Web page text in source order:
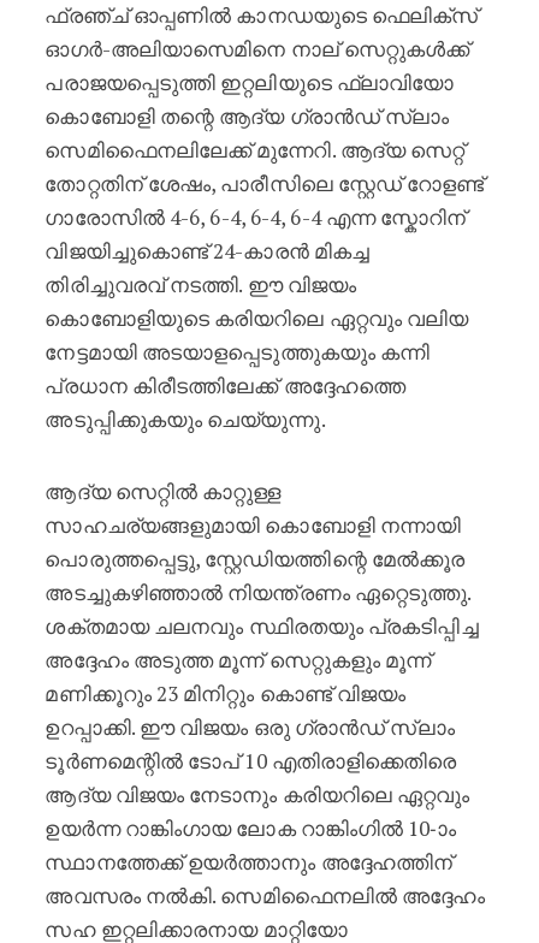
ഫ്രഞ്ച് ഓപ്പണിൽ കാനഡയുടെ ഫെലിക്സ്
ഓഗർ-അലിയാസെമിനെ നാല് സെറ്റുകൾക്ക്
പരാജയപ്പെടുത്തി ഇറ്റലിയുടെ ഫ്ലാവിയോ
കൊബോളി തന്റെ ആദ്യ ഗ്രാൻഡ് സ്ലാം
സെമിഫൈനലിലേക്ക് മുന്നേറി. ആദ്യ സെറ്റ്
തോറ്റതിന് ശേഷം, പാരീസിലെ സ്റ്റേഡ് റോളണ്ട്
ഗാരോസിൽ 4-6, 6-4, 6-4, 6-4 എന്ന സ്കോറിന്
വിജയിച്ചുകൊണ്ട് 24-കാരൻ മികച്ച
തിരിച്ചുവരവ് നടത്തി. ഈ വിജയം
കൊബോളിയുടെ കരിയറിലെ ഏറ്റവും വലിയ
നേട്ടമായി അടയാളപ്പെടുത്തുകയും കന്നി
പ്രധാന കിരീടത്തിലേക്ക് അദ്ദേഹത്തെ
അടുപ്പിക്കുകയും ചെയ്യുന്നു.
ആദ്യ സെറ്റിൽ കാറ്റുള്ള
സാഹചര്യങ്ങളുമായി കൊബോളി നന്നായി
പൊരുത്തപ്പെട്ടു, സ്റ്റേഡിയത്തിന്റെ മേൽക്കൂര
അടച്ചുകഴിഞ്ഞാൽ നിയന്ത്രണം ഏറ്റെടുത്തു.
ശക്തമായ ചലനവും സ്ഥിരതയും പ്രകടിപ്പിച്ച
അദ്ദേഹം അടുത്ത മൂന്ന് സെറ്റുകളും മൂന്ന്
മണിക്കൂറും 23 മിനിറ്റും കൊണ്ട് വിജയം
ഉറപ്പാക്കി. ഈ വിജയം ഒരു ഗ്രാൻഡ് സ്ലാം
ടൂർണമെന്റിൽ ടോപ് 10 എതിരാളിക്കെതിരെ
ആദ്യ വിജയം നേടാനും കരിയറിലെ ഏറ്റവും
ഉയർന്ന റാങ്കിംഗായ ലോക റാങ്കിംഗിൽ 10-ാം
സ്ഥാനത്തേക്ക് ഉയർത്താനും അദ്ദേഹത്തിന്
അവസരം നൽകി. സെമിഫൈനലിൽ അദ്ദേഹം
സഹ ഇറ്റലിക്കാരനായ മാറ്റിയോ